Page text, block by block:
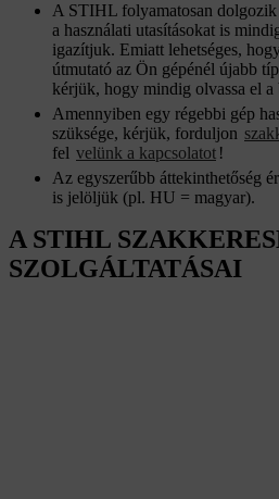
A STIHL folyamatosan dolgozik
a használati utasításokat is
igazítjuk. Emiatt lehetséges,
útmutató az Ön gépénél újabb
kérjük, hogy mindig olvassa el a
Amennyiben egy régebbi gép
szüksége, kérjük, forduljon
fel velünk a kapcsolatot !
Az egyszerűbb áttekinthetőség
is jelöljük (pl. HU = magyar).
A STIHL
SZOLGÁLTATÁSAI